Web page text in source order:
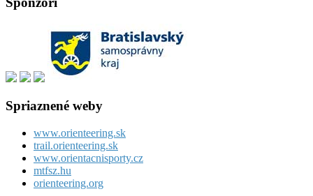
Spriaznené weby
www.orienteering.sk
trail.orienteering.sk
www.orientacnisporty.cz
mtfsz.hu
orienteering.org